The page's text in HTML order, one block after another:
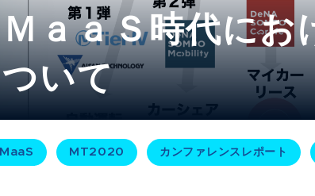
ＭａａＳ時代にお
ついて​
MaaS MT2020 カンファレンスレポート